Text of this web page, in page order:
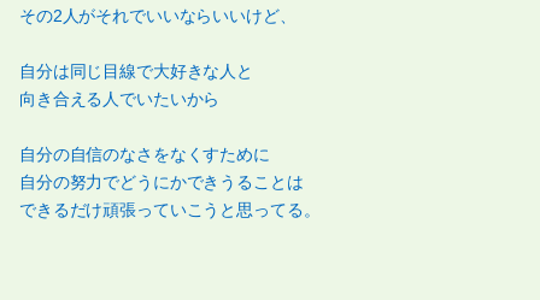
その2人がそれでいいならいいけど、
自分は同じ目線で大好きな人と
向き合える人でいたいから
自分の自信のなさをなくすために
自分の努力でどうにかできうることは
できるだけ頑張っていこうと思ってる。